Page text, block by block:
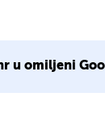
u omiljeni